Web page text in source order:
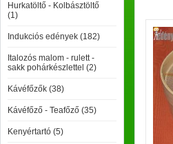
Hurkatöltő - Kolbásztöltő
(1)
Indukciós edények (182)
Italozós malom - rulett -
sakk pohárkészlettel (2)
Kávéfőzők (38)
Kávéfőző - Teafőző (35)
Kenyértartó (5)